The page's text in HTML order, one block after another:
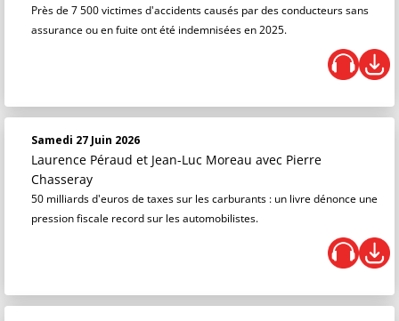
Près de 7 500 victimes d'accidents causés par des conducteurs sans
assurance ou en fuite ont été indemnisées en 2025.
Samedi 27 Juin 2026
Laurence Péraud et Jean-Luc Moreau avec Pierre
Chasseray
50 milliards d'euros de taxes sur les carburants : un livre dénonce une
pression fiscale record sur les automobilistes.